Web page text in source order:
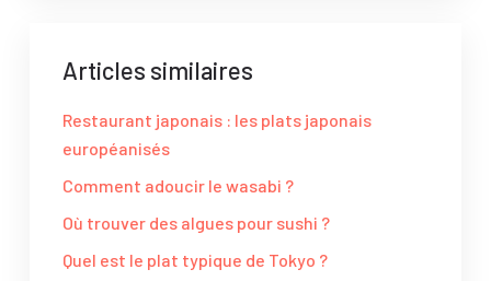
Articles similaires
Restaurant japonais : les plats japonais
européanisés
Comment adoucir le wasabi ?
Où trouver des algues pour sushi ?
Quel est le plat typique de Tokyo ?